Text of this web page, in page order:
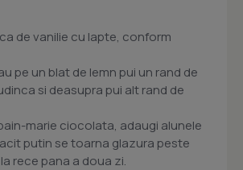
de vanilie cu lapte, conform
pe un blat de lemn pui un rand de
si deasupra pui alt rand de
marie ciocolata, adaugi alunele
putin se toarna glazura peste
rece pana a doua zi.